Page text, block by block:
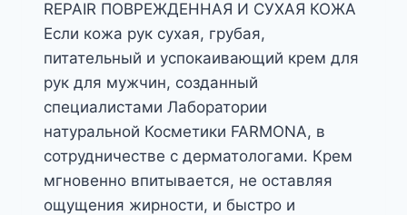
REPAIR ПОВРЕЖДЕННАЯ И СУХАЯ КОЖА
Если кожа рук сухая, грубая,
питательный и успокаивающий крем для
рук для мужчин, созданный
специалистами Лаборатории
натуральной Косметики FARMONA, в
сотрудничестве с дерматологами. Крем
мгновенно впитывается, не оставляя
ощущения жирности, и быстро и